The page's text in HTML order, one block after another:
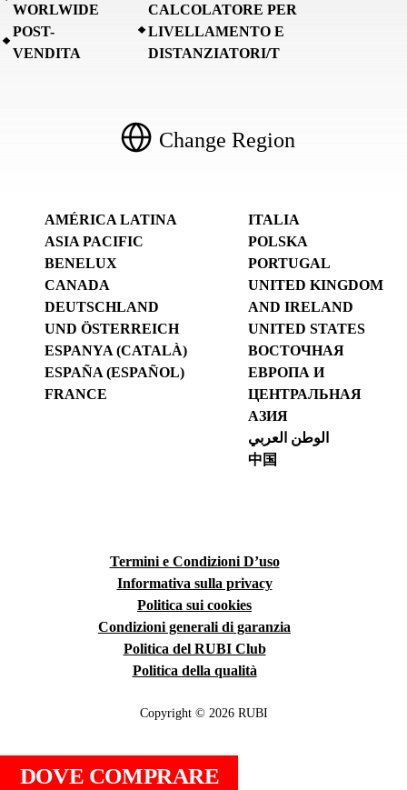
DOVE COMPRARE
WORLWIDE
POST-
VENDITA
CALCOLATORE PER
LIVELLAMENTO E
DISTANZIATORI/T
Change Region
AMÉRICA LATINA
ASIA PACIFIC
BENELUX
CANADA
DEUTSCHLAND
UND ÖSTERREICH
ESPANYA (CATALÀ)
ESPAÑA (ESPAÑOL)
FRANCE
ITALIA
POLSKA
PORTUGAL
UNITED KINGDOM
AND IRELAND
UNITED STATES
ВОСТОЧНАЯ
ЕВРОПА И
ЦЕНТРАЛЬНАЯ
АЗИЯ
الوطن العربي
中国
Termini e Condizioni D’uso
Informativa sulla privacy
Politica sui cookies
Condizioni generali di garanzia
Politica del RUBI Club
Politica della qualità
Copyright © 2026 RUBI